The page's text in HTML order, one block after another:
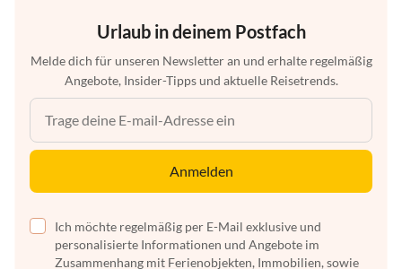
Urlaub in deinem Postfach
Melde dich für unseren Newsletter an und erhalte regelmäßig
Angebote, Insider-Tipps und aktuelle Reisetrends.
Anmelden
Ich möchte regelmäßig per E-Mail exklusive und
personalisierte Informationen und Angebote im
Zusammenhang mit Ferienobjekten, Immobilien, sowie